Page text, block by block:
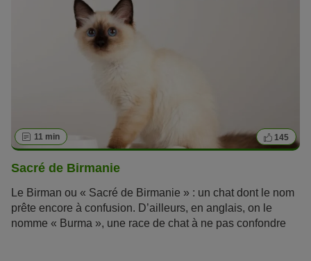
11 min 145
Sacré de Birmanie
Le Birman ou « Sacré de Birmanie » : un chat dont le nom
prête encore à confusion. D’ailleurs, en anglais, on le
nomme « Burma », une race de chat à ne pas confondre